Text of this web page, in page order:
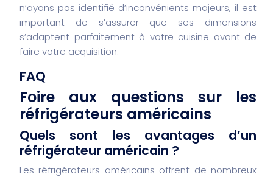
n’ayons pas identifié d’inconvénients majeurs, il est
important de s’assurer que ses dimensions
s’adaptent parfaitement à votre cuisine avant de
faire votre acquisition.
FAQ
Foire aux questions sur les
réfrigérateurs américains
Quels sont les avantages d’un
réfrigérateur américain ?
Les réfrigérateurs américains offrent de nombreux